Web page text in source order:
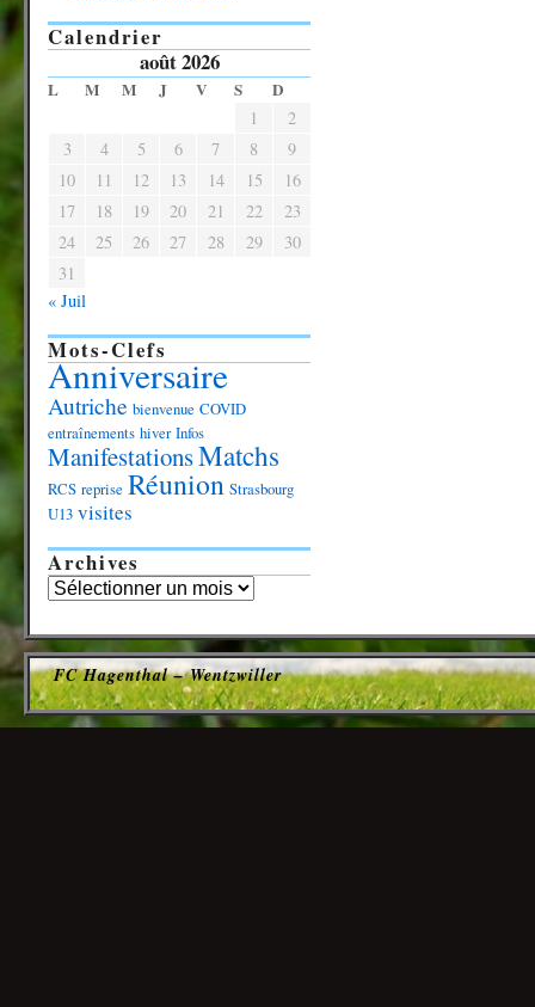
Calendrier
août 2026
L M M J V S D
1
2
3
4 5 6 7 8
9
10
11 12 13 14 15
16
17
18 19 20 21 22
23
24
25 26 27 28 29
30
31
« Juil
Mots-Clefs
Anniversaire
Autriche bienvenue COVID
entraînements hiver Infos
ManifestationsMatchs
RCS reprise Réunion Strasbourg
U13 visites
Archives
FC Hagenthal – Wentzwiller